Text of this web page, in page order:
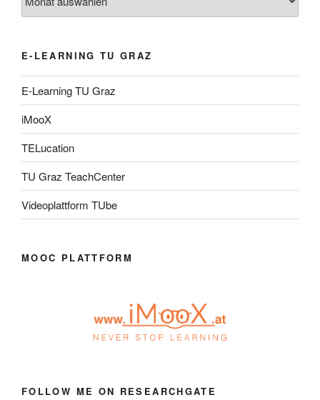
E-LEARNING TU GRAZ
E-Learning TU Graz
iMooX
TELucation
TU Graz TeachCenter
Videoplattform TUbe
MOOC PLATTFORM
FOLLOW ME ON RESEARCHGATE